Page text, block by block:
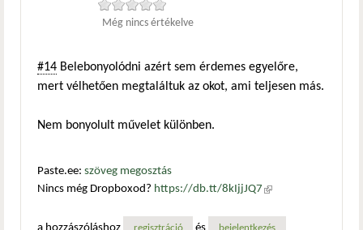
Még nincs értékelve
#14 Belebonyolódni azért sem érdemes egyelőre,
mert vélhetően megtaláltuk az okot, ami teljesen más.
Nem bonyolult művelet különben.
Paste.ee: szöveg megosztás
Nincs még Dropboxod? https://db.tt/8kIjjJQ7 (külső